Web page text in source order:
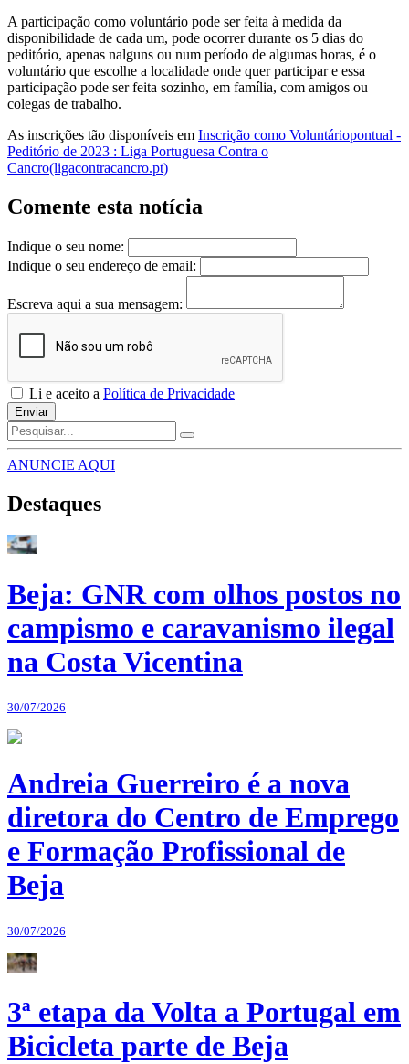
A participação como voluntário pode ser feita à medida da
disponibilidade de cada um, pode ocorrer durante os 5 dias do
peditório, apenas nalguns ou num período de algumas horas, é o
voluntário que escolhe a localidade onde quer participar e essa
participação pode ser feita sozinho, em família, com amigos ou
colegas de trabalho.
As inscrições tão disponíveis em Inscrição como Voluntáriopontual -
Peditório de 2023 : Liga Portuguesa Contra o
Cancro(ligacontracancro.pt)
Comente esta notícia
Indique o seu nome:
Indique o seu endereço de email:
Escreva aqui a sua mensagem:
Li e aceito a Política de Privacidade
Enviar
ANUNCIE AQUI
Destaques
Beja: GNR com olhos postos no
campismo e caravanismo ilegal
na Costa Vicentina
30/07/2026
Andreia Guerreiro é a nova
diretora do Centro de Emprego
e Formação Profissional de
Beja
30/07/2026
3ª etapa da Volta a Portugal em
Bicicleta parte de Beja